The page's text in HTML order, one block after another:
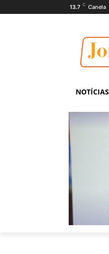
13.7 C Canela
NOTÍCIAS